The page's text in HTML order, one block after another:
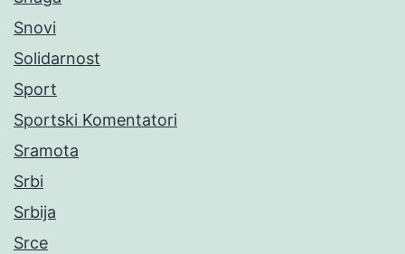
Snovi
Solidarnost
Sport
Sportski Komentatori
Sramota
Srbi
Srbija
Srce